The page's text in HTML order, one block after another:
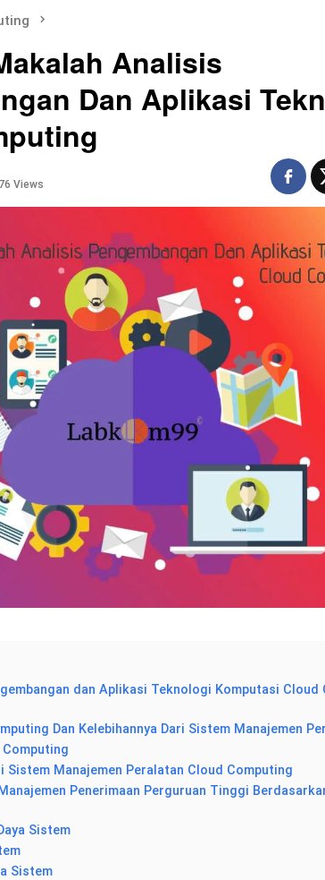
Analisis
Dan Aplikasi
Views
dan Aplikasi Teknologi Komputasi Cloud
Dan Kelebihannya Dari Sistem Manajemen
Sistem Manajemen Peralatan Cloud Computing
Penerimaan Perguruan Tinggi
Sistem
Sistem